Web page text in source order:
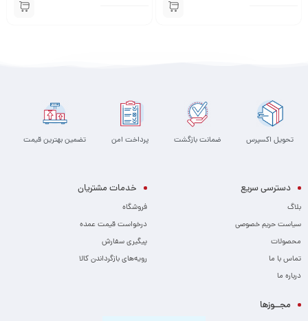
تحویل اکسپرس ضمانت بازگشت پرداخت امن تضمین بهترین قیمت
دسترسی سریع
بلاگ
سیاست حریم خصوصی
محصولات
تماس با ما
درباره ما
خدمات مشتریان
فروشگاه
درخواست قیمت عمده
پیگیری سفارش
رویه‌های بازگرداندن کالا
مجــوزها